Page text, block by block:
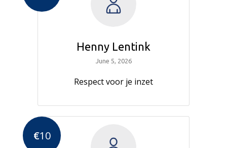
Henny Lentink
June 5, 2026
Respect voor je inzet
€10